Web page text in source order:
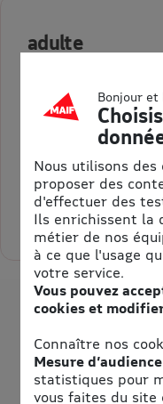
adulte
Espace Zoologique
valables jusqu'au 31/
16,50 €
Sélectionner la
Bonjour et
Nous utilisons des
proposer des
d'effectuer des
Ils enrichissent la
métier de nos
à ce que l'usage
votre service.
Vous pouvez
cookies et
Connaître nos
Mesure d’audience
statistiques pour
vous faites du site